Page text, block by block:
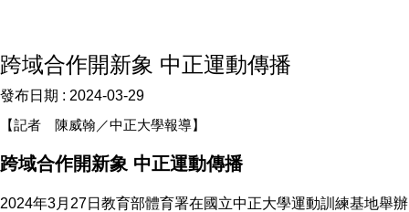
跨域合作開新象 中正運動傳播
發布日期 : 2024-03-29
【記者 陳威翰／中正大學報導】
跨域合作開新象 中正運動傳播
2024年3月27日教育部體育署在國立中正大學運動訓練基地舉辦